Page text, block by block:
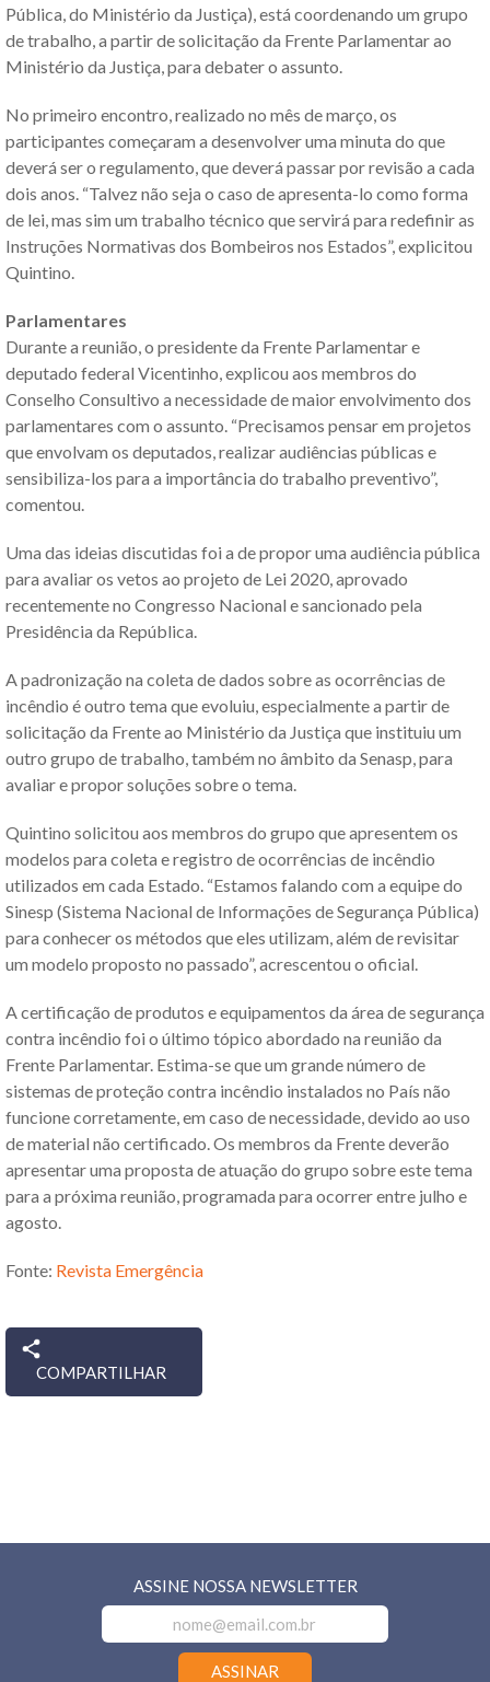
Pública, do Ministério da Justiça), está coordenando um grupo
de trabalho, a partir de solicitação da Frente Parlamentar ao
Ministério da Justiça, para debater o assunto.
No primeiro encontro, realizado no mês de março, os
participantes começaram a desenvolver uma minuta do que
deverá ser o regulamento, que deverá passar por revisão a cada
dois anos. “Talvez não seja o caso de apresenta-lo como forma
de lei, mas sim um trabalho técnico que servirá para redefinir as
Instruções Normativas dos Bombeiros nos Estados”, explicitou
Quintino.
Parlamentares
Durante a reunião, o presidente da Frente Parlamentar e
deputado federal Vicentinho, explicou aos membros do
Conselho Consultivo a necessidade de maior envolvimento dos
parlamentares com o assunto. “Precisamos pensar em projetos
que envolvam os deputados, realizar audiências públicas e
sensibiliza-los para a importância do trabalho preventivo”,
comentou.
Uma das ideias discutidas foi a de propor uma audiência pública
para avaliar os vetos ao projeto de Lei 2020, aprovado
recentemente no Congresso Nacional e sancionado pela
Presidência da República.
A padronização na coleta de dados sobre as ocorrências de
incêndio é outro tema que evoluiu, especialmente a partir de
solicitação da Frente ao Ministério da Justiça que instituiu um
outro grupo de trabalho, também no âmbito da Senasp, para
avaliar e propor soluções sobre o tema.
Quintino solicitou aos membros do grupo que apresentem os
modelos para coleta e registro de ocorrências de incêndio
utilizados em cada Estado. “Estamos falando com a equipe do
Sinesp (Sistema Nacional de Informações de Segurança Pública)
para conhecer os métodos que eles utilizam, além de revisitar
um modelo proposto no passado”, acrescentou o oficial.
A certificação de produtos e equipamentos da área de segurança
contra incêndio foi o último tópico abordado na reunião da
Frente Parlamentar. Estima-se que um grande número de
sistemas de proteção contra incêndio instalados no País não
funcione corretamente, em caso de necessidade, devido ao uso
de material não certificado. Os membros da Frente deverão
apresentar uma proposta de atuação do grupo sobre este tema
para a próxima reunião, programada para ocorrer entre julho e
agosto.
Fonte: Revista Emergência
COMPARTILHAR
ASSINE NOSSA NEWSLETTER